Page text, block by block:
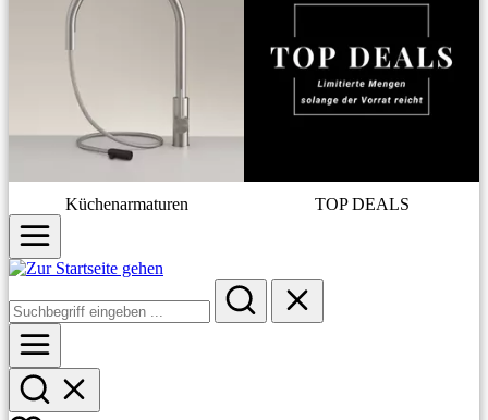
Küchenarmaturen TOP DEALS